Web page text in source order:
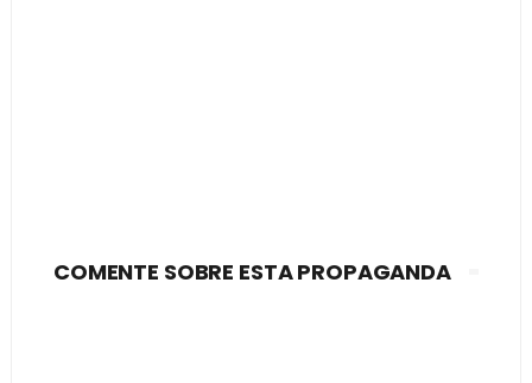
COMENTE SOBRE ESTA PROPAGANDA